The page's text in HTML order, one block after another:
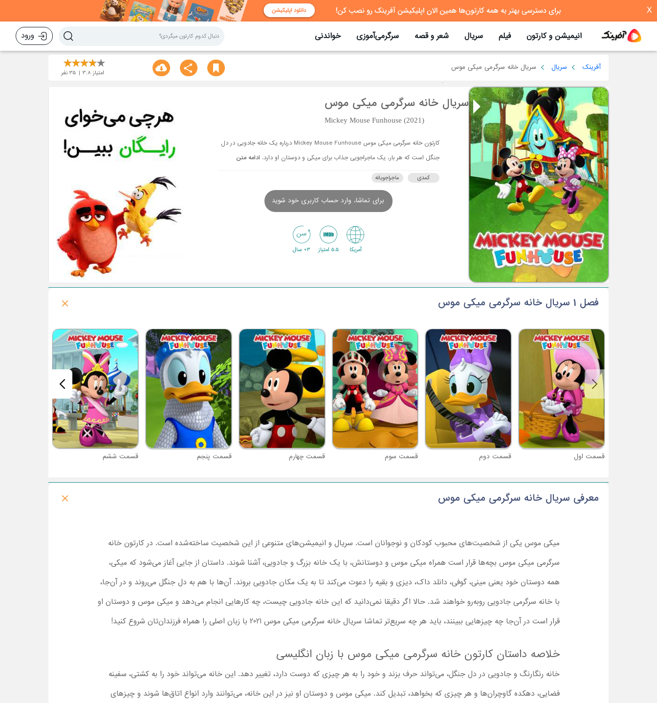
X
انیمیشن و کارتون فیلم سریال شعر و قصه سرگرمی‌آموزی خواندنی ورود
آفرینک سریال سریال خانه سرگرمی میکی موس
امتیاز 3.8
35نفر
سریال خانه سرگرمی میکی موس
Mickey Mouse Funhouse (2021)
کارتون خانه سرگرمی میکی موس Mickey Mouse Funhouse درباره یک خانه جادویی در دل
جنگل است که هر بار، یک ماجراجویی جذاب برای میکی و دوستان او دارد. ادامه متن
کمدی ماجراجویانه
برای تماشا، وارد حساب کاربری خود شوید
آمریکا 5.5 امتیاز 3+ سال
فصل 1 سریال خانه سرگرمی میکی موس
قسمت اول قسمت دوم قسمت سوم قسمت چهارم قسمت پنجم قسمت ششم
معرفی سریال خانه سرگرمی میکی موس
میکی موس یکی از شخصیت‌های محبوب کودکان و نوجوانان است. سریال و انیمیشن‌های متنوعی از این شخصیت ساخته‌شده است. در کارتون خانه
سرگرمی میکی موس بچه‌ها قرار است همراه میکی موس و دوستانش، با یک خانه بزرگ و جادویی، آشنا شوند. داستان از جایی آغاز می‌شود که میکی،
همه دوستان خود یعنی مینی، گوفی، دانلد داک، دیزی و بقیه را دعوت می‌کند تا به یک مکان جادویی بروند. آن‌ها با هم به دل جنگل می‌روند و در آن‌جا،
با خانه سرگرمی جادویی روبه‌رو خواهند شد. حالا اگر دقیقا نمی‌دانید که این خانه جادویی چیست، چه کارهایی انجام می‌دهد و میکی موس و دوستان او
قرار است در آن‌جا چه چیزهایی ببینند، باید هر چه سریع‌تر تماشا سریال خانه سرگرمی میکی موس 2021 با زبان اصلی را همراه فرزندان‌تان شروع کنید!
خلاصه داستان کارتون خانه سرگرمی میکی موس با زبان انگلیسی
خانه رنگارنگ و جادویی در دل جنگل، می‌تواند حرف بزند و خود را به هر چیزی که دوست دارد، تغییر دهد. این خانه می‌تواند خود را به کشتی، سفینه
فضایی، دهکده گاوچران‌ها و هر چیزی که بخواهد، تبدیل کند. میکی موس و دوستان او نیز در این خانه، می‌توانند وارد انواع اتاق‌ها شوند و چیزهای